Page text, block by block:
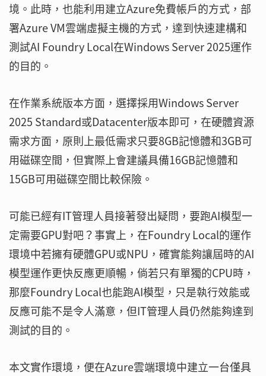
境。此時，也能利用建立Azure免費帳戶的方式，部
署Azure VM雲端虛擬主機的方式，達到快速建構和
測試AI Foundry Local在Windows Server 2025運作
的目的。
在作業系統版本方面，選擇採用Windows Server
2025 Standard或Datacenter版本即可，在硬體資源
需求方面，原則上最低需求只要8GB記憶體和3GB可
用磁碟空間，但實際上會建議具備16GB記憶體和
15GB可用磁碟空間比較保險。
可能已經有IT管理人員接著發出疑問，要跑AI模型一
定需要GPU對吧？事實上，在Foundry Local的運作
環境中若擁有硬體GPU或NPU，確實能夠讓屆時的AI
模型運作更快反應更順暢，倘若只有單獨的CPU時，
那麼Foundry Local也能跑AI模型，只是執行效能或
反應可能不是令人滿意，但IT管理人員仍然能夠達到
測試的目的。
本文實作環境，便在Azure雲端環境中建立一台僅具